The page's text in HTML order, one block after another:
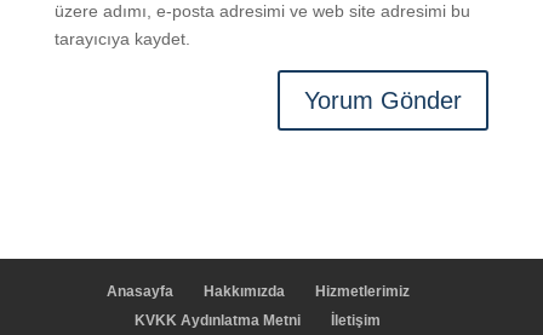
üzere adımı, e-posta adresimi ve web site adresimi bu
tarayıcıya kaydet.
Anasayfa Hakkımızda
Hizmetlerimiz
KVKK Aydınlatma Metni
İletişim